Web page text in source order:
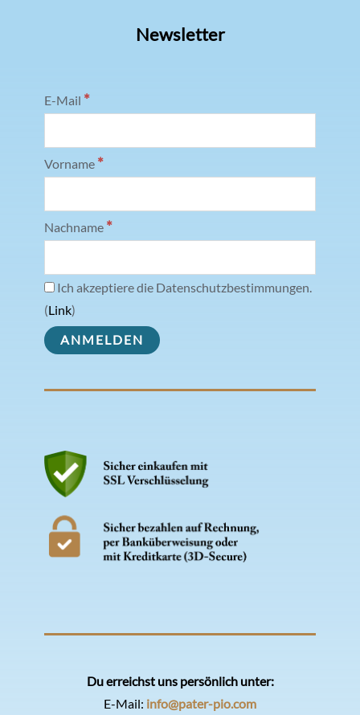
Newsletter
E-Mail *
Vorname *
Nachname *
Ich akzeptiere die Datenschutzbestimmungen.
(Link)
Du erreichst uns persönlich unter:
E-Mail: info@pater-pio.com